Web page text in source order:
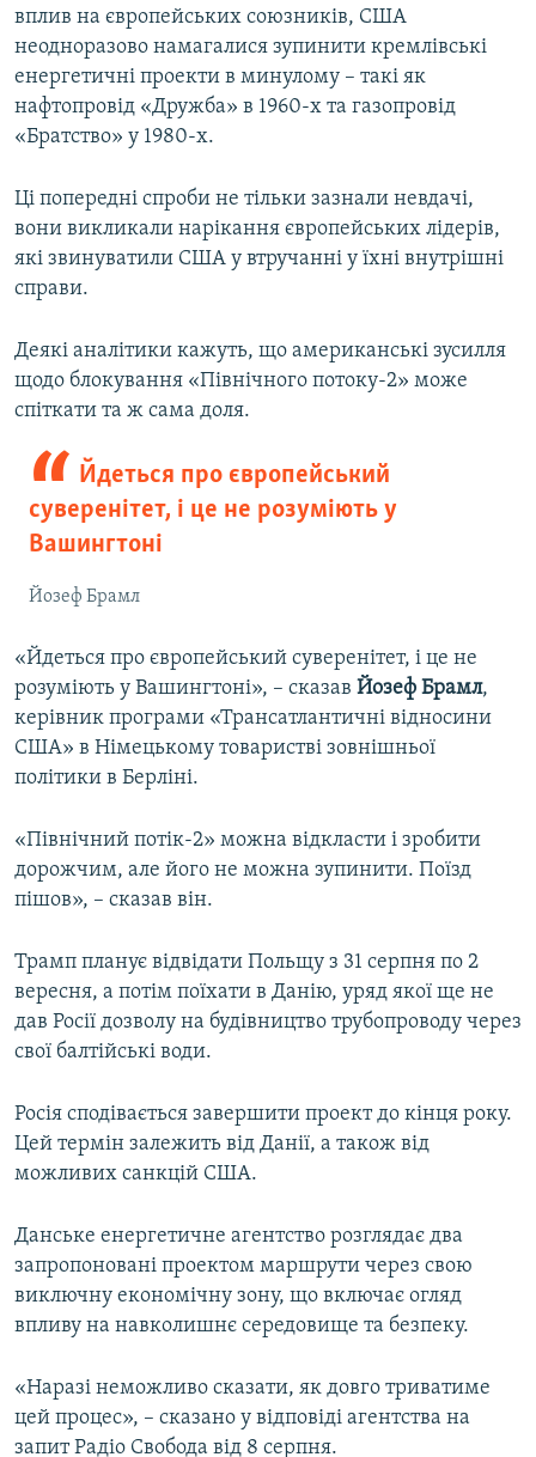
вплив на європейських союзників, США
неодноразово намагалися зупинити кремлівські
енергетичні проекти в минулому – такі як
нафтопровід «Дружба» в 1960-х та газопровід
«Братство» у 1980-х.
Ці попередні спроби не тільки зазнали невдачі,
вони викликали нарікання європейських лідерів,
які звинуватили США у втручанні у їхні внутрішні
справи.
Деякі аналітики кажуть, що американські зусилля
щодо блокування «Північного потоку-2» може
спіткати та ж сама доля.
Йдеться про європейський
суверенітет, і це не розуміють у
Вашингтоні
Йозеф Брамл
«Йдеться про європейський суверенітет, і це не
розуміють у Вашингтоні», – сказав Йозеф Брамл,
керівник програми «Трансатлантичні відносини
США» в Німецькому товаристві зовнішньої
політики в Берліні.
«Північний потік-2» можна відкласти і зробити
дорожчим, але його не можна зупинити. Поїзд
пішов», – сказав він.
Трамп планує відвідати Польщу з 31 серпня по 2
вересня, а потім поїхати в Данію, уряд якої ще не
дав Росії дозволу на будівництво трубопроводу через
свої балтійські води.
Росія сподівається завершити проект до кінця року.
Цей термін залежить від Данії, а також від
можливих санкцій США.
Данське енергетичне агентство розглядає два
запропоновані проектом маршрути через свою
виключну економічну зону, що включає огляд
впливу на навколишнє середовище та безпеку.
«Наразі неможливо сказати, як довго триватиме
цей процес», – сказано у відповіді агентства на
запит Радіо Свобода від 8 серпня.